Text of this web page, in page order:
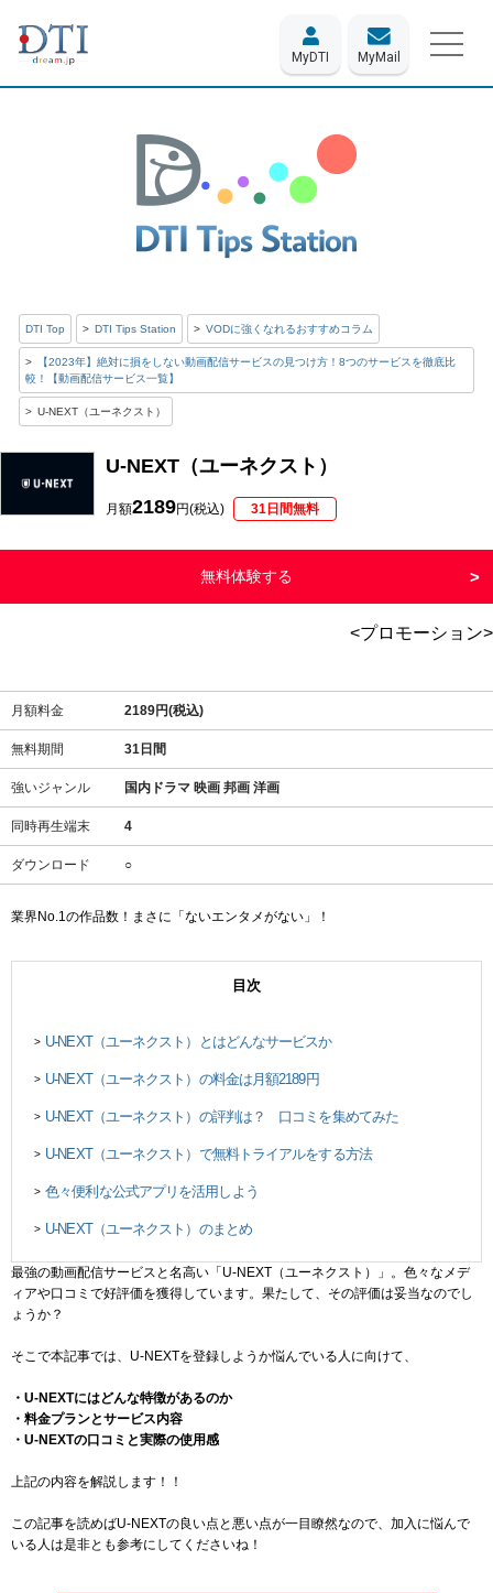
MyDTI MyMail
DTI Top DTI Tips Station VODに強くなれるおすすめコラム
【2023年】絶対に損をしない動画配信サービスの見つけ方！8つのサービスを徹底比
較！【動画配信サービス一覧】
U-NEXT（ユーネクスト）
U-NEXT（ユーネクスト）
月額2189円(税込) 31日間無料
無料体験する
<プロモーション>
月額料金 2189円(税込)
無料期間 31日間
強いジャンル 国内ドラマ 映画 邦画 洋画
同時再生端末 4
ダウンロード ○
業界No.1の作品数！まさに「ないエンタメがない」！
目次
> U-NEXT（ユーネクスト）とはどんなサービスか
> U-NEXT（ユーネクスト）の料金は月額2189円
> U-NEXT（ユーネクスト）の評判は？ 口コミを集めてみた
> U-NEXT（ユーネクスト）で無料トライアルをする方法
> 色々便利な公式アプリを活用しよう
> U-NEXT（ユーネクスト）のまとめ
最強の動画配信サービスと名高い「U-NEXT（ユーネクスト）」。色々なメデ
ィアや口コミで好評価を獲得しています。果たして、その評価は妥当なのでし
ょうか？
そこで本記事では、U-NEXTを登録しようか悩んでいる人に向けて、
・U-NEXTにはどんな特徴があるのか
・料金プランとサービス内容
・U-NEXTの口コミと実際の使用感
上記の内容を解説します！！
この記事を読めばU-NEXTの良い点と悪い点が一目瞭然なので、加入に悩んで
いる人は是非とも参考にしてくださいね！